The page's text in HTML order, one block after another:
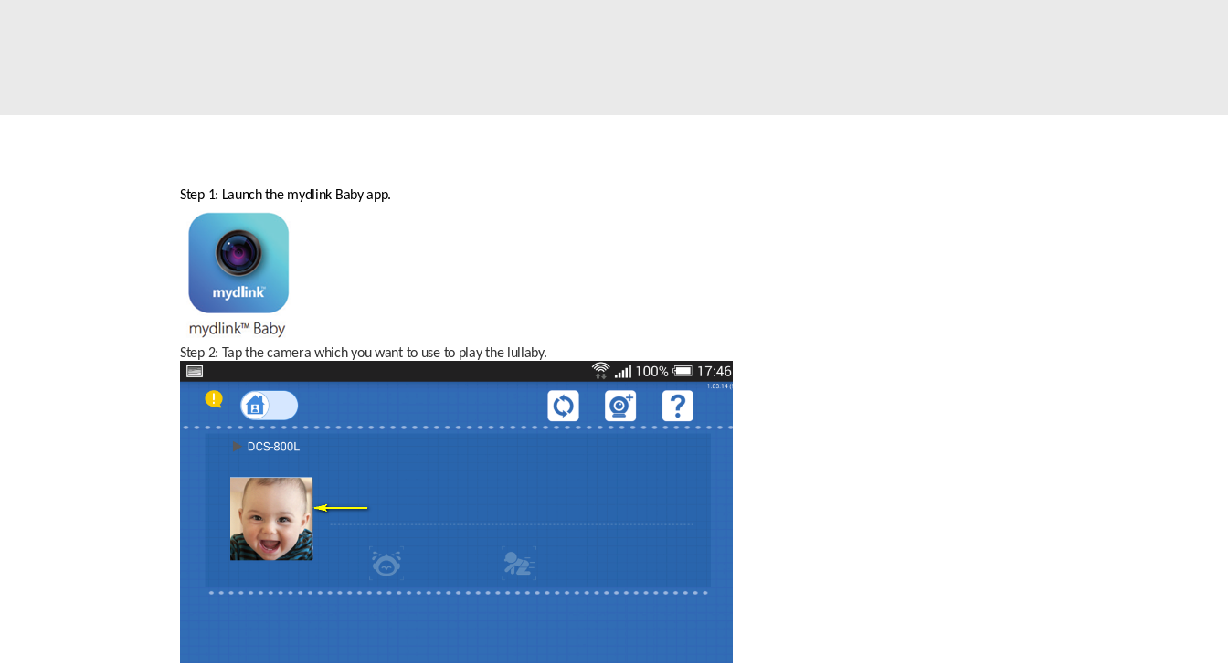
Step 1: Launch the mydlink Baby app.
Step 2: Tap the camera which you want to use to play the lullaby.